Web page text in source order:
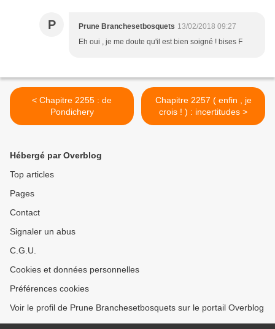
P Prune Branchesetbosquets 13/02/2018 09:27
Eh oui , je me doute qu'il est bien soigné ! bises F
< Chapitre 2255 : de
Pondichery
Chapitre 2257 ( enfin , je
crois ! ) : incertitudes >
Hébergé par Overblog
Top articles
Pages
Contact
Signaler un abus
C.G.U.
Cookies et données personnelles
Préférences cookies
Voir le profil de Prune Branchesetbosquets sur le portail Overblog